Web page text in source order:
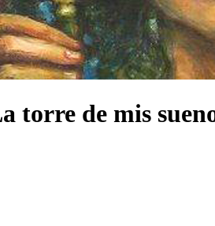
torre de mis